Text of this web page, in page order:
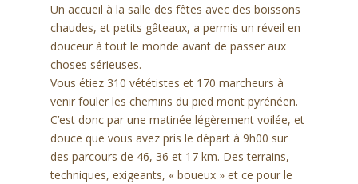
Un accueil à la salle des fêtes avec des boissons
chaudes, et petits gâteaux, a permis un réveil en
douceur à tout le monde avant de passer aux
choses sérieuses.
Vous étiez 310 vététistes et 170 marcheurs à
venir fouler les chemins du pied mont pyrénéen.
C’est donc par une matinée légèrement voilée, et
douce que vous avez pris le départ à 9h00 sur
des parcours de 46, 36 et 17 km. Des terrains,
techniques, exigeants, « boueux » et ce pour le